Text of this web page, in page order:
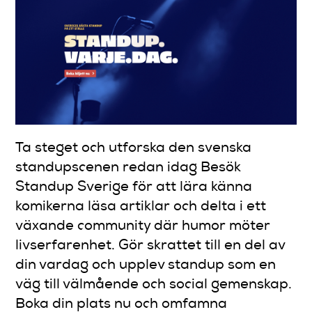
Ta steget och utforska den svenska
standupscenen redan idag Besök
Standup Sverige för att lära känna
komikerna läsa artiklar och delta i ett
växande community där humor möter
livserfarenhet. Gör skrattet till en del av
din vardag och upplev standup som en
väg till välmående och social gemenskap.
Boka din plats nu och omfamna